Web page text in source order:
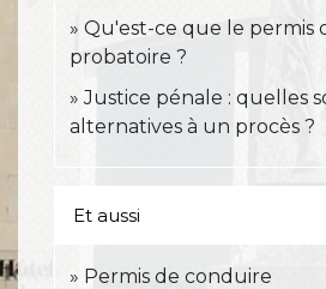
Qu'est-ce que le permis
probatoire ?
Justice pénale : quelles
alternatives à un procès ?
Et aussi
Permis de conduire